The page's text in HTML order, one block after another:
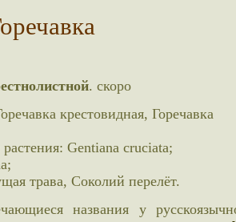
. скоро
крестовидная, Горечавка
Gentiana cruciata;
трава, Соколий перелёт.